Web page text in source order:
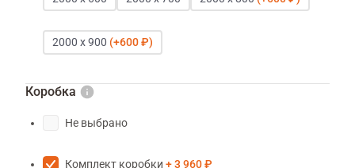
2000 х 900 600 ₽
Коробка
Не выбрано
Комплект коробки 3 960 ₽